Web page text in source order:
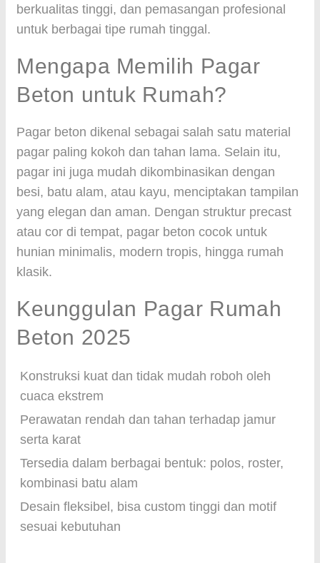
berkualitas tinggi, dan pemasangan profesional
untuk berbagai tipe rumah tinggal.
Mengapa Memilih Pagar
Beton untuk Rumah?
Pagar beton dikenal sebagai salah satu material
pagar paling kokoh dan tahan lama. Selain itu,
pagar ini juga mudah dikombinasikan dengan
besi, batu alam, atau kayu, menciptakan tampilan
yang elegan dan aman. Dengan struktur precast
atau cor di tempat, pagar beton cocok untuk
hunian minimalis, modern tropis, hingga rumah
klasik.
Keunggulan Pagar Rumah
Beton 2025
Konstruksi kuat dan tidak mudah roboh oleh
cuaca ekstrem
Perawatan rendah dan tahan terhadap jamur
serta karat
Tersedia dalam berbagai bentuk: polos, roster,
kombinasi batu alam
Desain fleksibel, bisa custom tinggi dan motif
sesuai kebutuhan